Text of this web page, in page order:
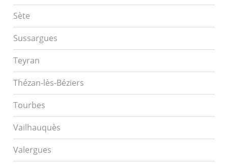
Sète
Sussargues
Teyran
Thézan-lès-Béziers
Tourbes
Vailhauquès
Valergues